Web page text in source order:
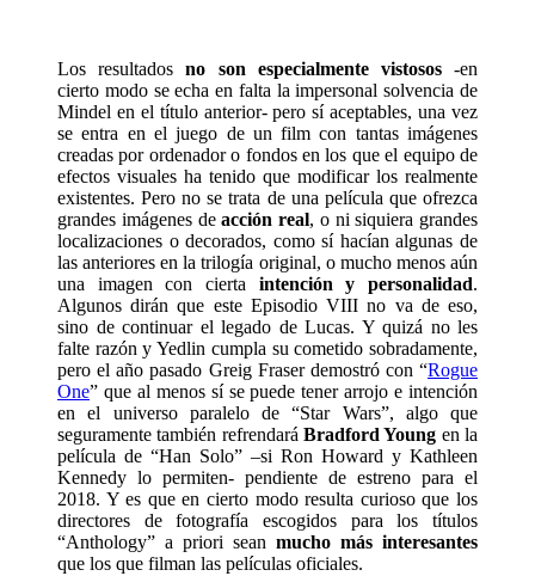
Los resultadosno son especialmente vistosos-en
cierto modo se echa en falta la impersonal solvencia de
Mindel en el título anterior- pero sí aceptables, una vez
se entra en el juego de un film con tantas imágenes
creadas por ordenador o fondos en los que el equipo de
efectos visuales ha tenido que modificar los realmente
existentes. Pero no se trata de una película que ofrezca
grandes imágenes deacción real, o ni siquiera grandes
localizaciones o decorados, como sí hacían algunas de
las anteriores en la trilogía original, o mucho menos aún
una imagen con cierta intención y personalidad.
Algunos dirán que este Episodio VIII no va de eso,
sino de continuar el legado de Lucas. Y quizá no les
falte razón y Yedlin cumpla su cometido sobradamente,
pero el año pasado Greig Fraser demostró con “Rogue
One” que al menos sí se puede tener arrojo e intención
en el universo paralelo de “Star Wars”, algo que
seguramente también refrendará Bradford Young en la
película de “Han Solo” –si Ron Howard y Kathleen
Kennedy lo permiten- pendiente de estreno para el
2018. Y es que en cierto modo resulta curioso que los
directores de fotografía escogidos para los títulos
“Anthology” a priori sean mucho más interesantes
que los que filman las películas oficiales.